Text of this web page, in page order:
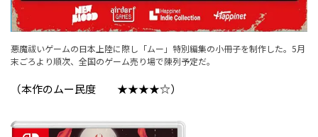
悪魔祓いゲームの日本上陸に際し「ムー」特別編集の小冊子を制作した。5月
末ごろより順次、全国のゲーム売り場で陳列予定だ。
（本作のムー民度 ★★★★☆）